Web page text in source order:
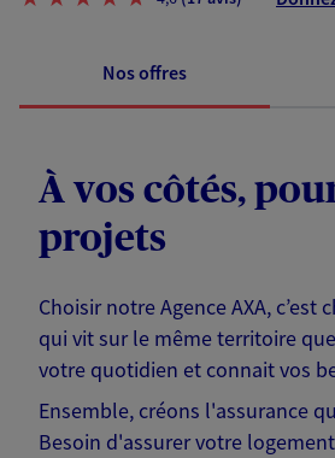
Nos offres
À vos côtés,
projets
Choisir notre Agence AXA, c’est
qui vit sur le même territoire
votre quotidien et connait vos
Ensemble, créons l'assurance
Besoin d'assurer votre